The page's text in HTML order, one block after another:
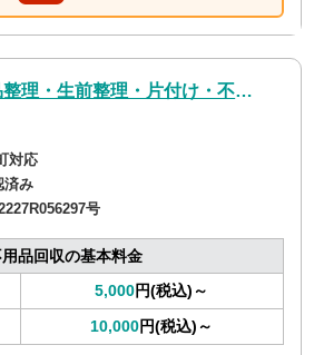
SeiVu-遺品整理・生前整理・片付け・不用品回収・草刈・解体・空家管理・代行サービス
対応
済み
号
品回収の基本料金
5,000円(税込)～
10,000円(税込)～